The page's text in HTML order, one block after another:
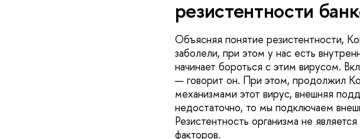
резистентности
Объясняя понятие резистентности,
заболели, при этом у нас есть
начинает бороться с этим вирусом.
— говорит он. При этом, продолжил
механизмами этот вирус, внешняя
недостаточно, то мы подключаем
Резистентность организма не
факторов.